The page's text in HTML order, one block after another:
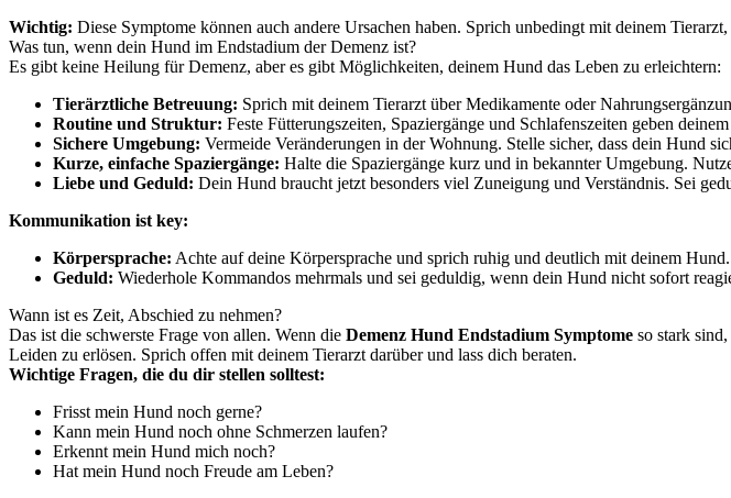
Wichtig: Diese Symptome können auch andere Ursachen haben. Sprich unbedingt mit deinem
Was tun, wenn dein Hund im Endstadium der Demenz ist?
Es gibt keine Heilung für Demenz, aber es gibt Möglichkeiten, deinem Hund das Leben zu erleichtern:
Tierärztliche Betreuung: Sprich mit deinem Tierarzt über Medikamente oder
Routine und Struktur: Feste Fütterungszeiten, Spaziergänge und Schlafenszeiten geben
Sichere Umgebung: Vermeide Veränderungen in der Wohnung. Stelle sicher, dass dein Hund
Kurze, einfache Spaziergänge: Halte die Spaziergänge kurz und in bekannter Umgebung.
Liebe und Geduld: Dein Hund braucht jetzt besonders viel Zuneigung und Verständnis. Sei
Kommunikation ist key:
Körpersprache: Achte auf deine Körpersprache und sprich ruhig und deutlich mit deinem Hund.
Geduld: Wiederhole Kommandos mehrmals und sei geduldig, wenn dein Hund nicht sofort
Wann ist es Zeit, Abschied zu nehmen?
Das ist die schwerste Frage von allen. Wenn die Demenz Hund Endstadium Symptome so stark
Leiden zu erlösen. Sprich offen mit deinem Tierarzt darüber und lass dich beraten.
Wichtige Fragen, die du dir stellen solltest:
Frisst mein Hund noch gerne?
Kann mein Hund noch ohne Schmerzen laufen?
Erkennt mein Hund mich noch?
Hat mein Hund noch Freude am Leben?